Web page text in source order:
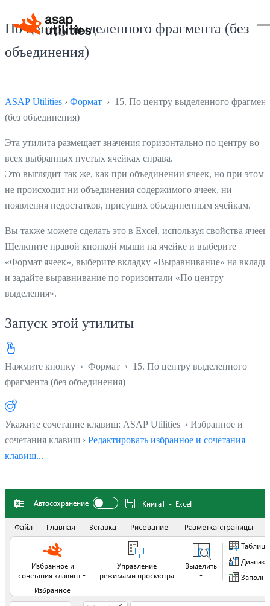
По центру выделенного фрагмента (без
объединения)
ASAP Utilities › Формат › 15. По центру выделенного
(без объединения)
Эта утилита размещает значения горизонтально по центру во
всех выбранных пустых ячейках справа.
Это выглядит так же, как при объединении ячеек, но при этом
не происходит ни объединения содержимого ячеек, ни
появления недостатков, присущих объединенным ячейкам.
Вы также можете сделать это в Excel, используя свойства ячеек.
Щелкните правой кнопкой мыши на ячейке и выберите
«Формат ячеек», выберите вкладку «Выравнивание» на
и задайте выравнивание по горизонтали «По центру
выделения».
Запуск этой утилиты
Нажмите кнопку › Формат › 15. По центру выделенного
фрагмента (без объединения)
Укажите сочетание клавиш: ASAP Utilities › Избранное и
сочетания клавиш › Редактировать избранное и сочетания
клавиш...